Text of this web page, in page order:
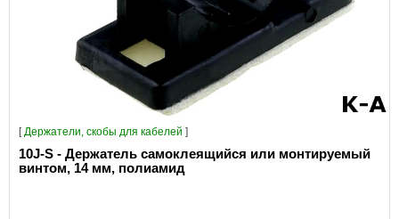
[ Держатели, скобы для кабелей ]
10J-S - Держатель самоклеящийся или монтируемый
винтом, 14 мм, полиамид